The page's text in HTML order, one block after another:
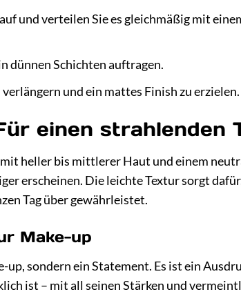
und verteilen Sie es gleichmäßig mit
dünnen Schichten auftragen.
und ein mattes Finish zu erzielen.
einen strahlenden
heller bis mittlerer Haut und einem
erscheinen. Die leichte Textur sorgt
Tag über gewährleistet.
Make-up
sondern ein Statement. Es ist ein
ist – mit all seinen Stärken und